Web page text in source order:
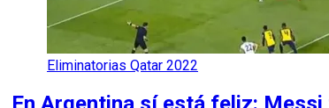
Eliminatorias Qatar 2022